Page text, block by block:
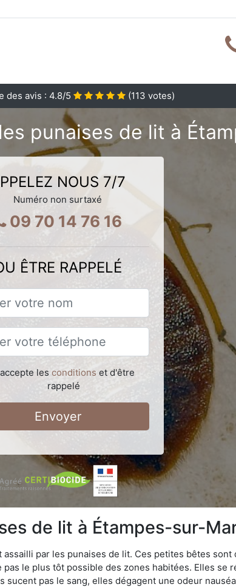
des avis : 4.8/5 (113 votes)
punaises de lit à
NOUS 7/7
Numéro non surtaxé
09 70 14 76 16
ÊTRE RAPPELÉ
les conditions et d'être
rappelé
Envoyer
de lit à Étampes-sur-
par les punaises de lit. Ces petites bêtes
le plus tôt possible des zones habitées. Elles se
pas le sang, elles dégagent une odeur